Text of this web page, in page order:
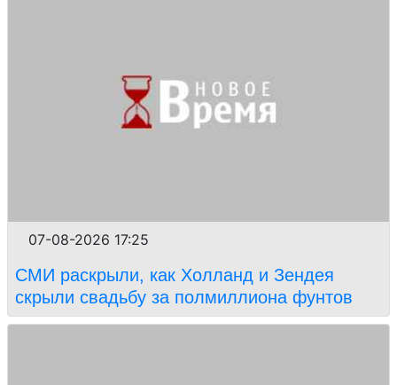
07-08-2026 17:25
СМИ раскрыли, как Холланд и Зендея
скрыли свадьбу за полмиллиона фунтов